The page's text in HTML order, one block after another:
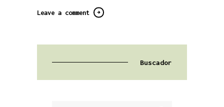
Buscador